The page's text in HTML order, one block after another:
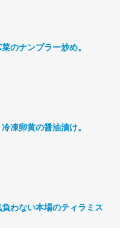
のナンプラー炒め。
凍卵黄の醤油漬け。
わない本場のティラミス。